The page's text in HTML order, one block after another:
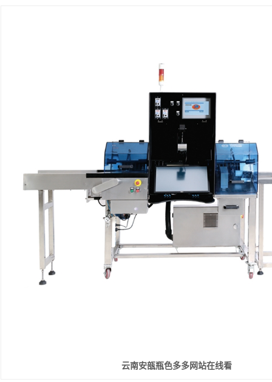
云南安瓿瓶色多多网站在线看